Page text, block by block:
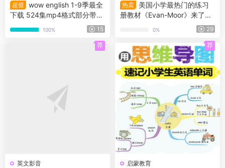
超值
wow english 1-9季最全
下载 524集mp4格式部分带字
100% 15
热卖
美国小学最热门的练习
册教材《Evan-Moor》来了！
0% 29
英文影音
荐
启蒙教育
荐